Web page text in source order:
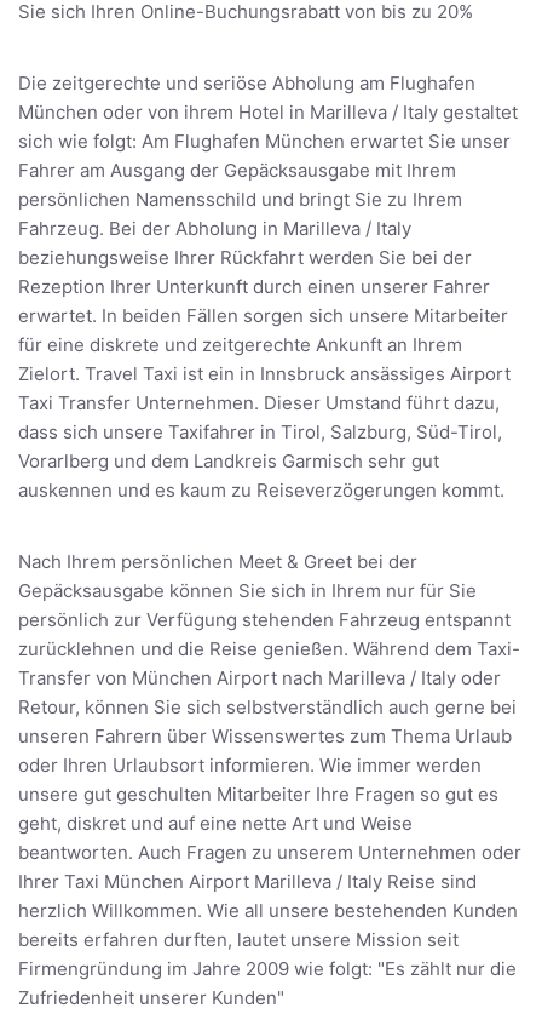
Sie sich Ihren Online-Buchungsrabatt von bis zu 20%
Die zeitgerechte und seriöse Abholung am Flughafen
München oder von ihrem Hotel in Marilleva / Italy gestaltet
sich wie folgt: Am Flughafen München erwartet Sie unser
Fahrer am Ausgang der Gepäcksausgabe mit Ihrem
persönlichen Namensschild und bringt Sie zu Ihrem
Fahrzeug. Bei der Abholung in Marilleva / Italy
beziehungsweise Ihrer Rückfahrt werden Sie bei der
Rezeption Ihrer Unterkunft durch einen unserer Fahrer
erwartet. In beiden Fällen sorgen sich unsere Mitarbeiter
für eine diskrete und zeitgerechte Ankunft an Ihrem
Zielort. Travel Taxi ist ein in Innsbruck ansässiges Airport
Taxi Transfer Unternehmen. Dieser Umstand führt dazu,
dass sich unsere Taxifahrer in Tirol, Salzburg, Süd-Tirol,
Vorarlberg und dem Landkreis Garmisch sehr gut
auskennen und es kaum zu Reiseverzögerungen kommt.
Nach Ihrem persönlichen Meet & Greet bei der
Gepäcksausgabe können Sie sich in Ihrem nur für Sie
persönlich zur Verfügung stehenden Fahrzeug entspannt
zurücklehnen und die Reise genießen. Während dem Taxi-
Transfer von München Airport nach Marilleva / Italy oder
Retour, können Sie sich selbstverständlich auch gerne bei
unseren Fahrern über Wissenswertes zum Thema Urlaub
oder Ihren Urlaubsort informieren. Wie immer werden
unsere gut geschulten Mitarbeiter Ihre Fragen so gut es
geht, diskret und auf eine nette Art und Weise
beantworten. Auch Fragen zu unserem Unternehmen oder
Ihrer Taxi München Airport Marilleva / Italy Reise sind
herzlich Willkommen. Wie all unsere bestehenden Kunden
bereits erfahren durften, lautet unsere Mission seit
Firmengründung im Jahre 2009 wie folgt: "Es zählt nur die
Zufriedenheit unserer Kunden"